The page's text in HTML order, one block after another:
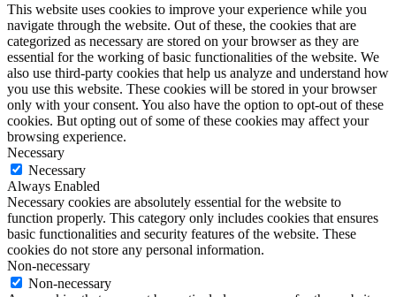
This website uses cookies to improve your experience while you
navigate through the website. Out of these, the cookies that are
categorized as necessary are stored on your browser as they are
essential for the working of basic functionalities of the website. We
also use third-party cookies that help us analyze and understand how
you use this website. These cookies will be stored in your browser
only with your consent. You also have the option to opt-out of these
cookies. But opting out of some of these cookies may affect your
browsing experience.
Necessary
Necessary
Always Enabled
Necessary cookies are absolutely essential for the website to
function properly. This category only includes cookies that ensures
basic functionalities and security features of the website. These
cookies do not store any personal information.
Non-necessary
Non-necessary